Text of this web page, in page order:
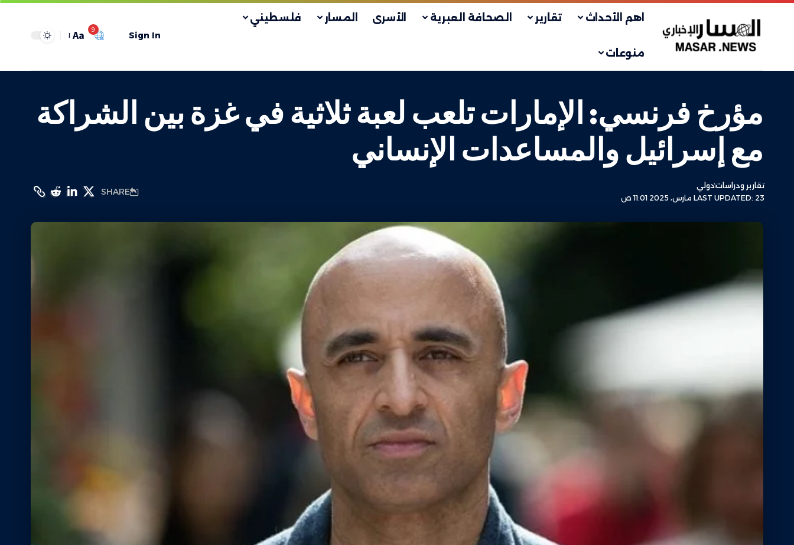
اهم الأحداث تقارير الصحافة العبرية الأسرى المسار فلسطيني
منوعات
Sign In
9
Aa
مؤرخ فرنسي: الإمارات تلعب لعبة ثلاثية في غزة بين الشراكة
مع إسرائيل والمساعدات الإنساني
LAST UPDATED: 23 مارس، 2025 11:01 ص
تقارير ودراساتدولي
SHARE